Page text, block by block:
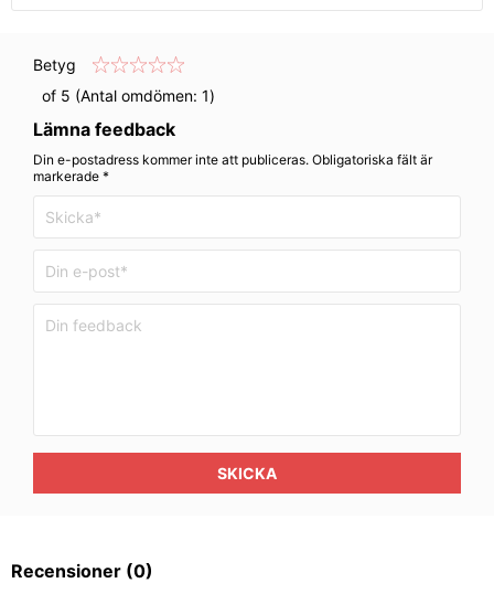
Betyg
of 5 (Antal omdömen: 1)
Lämna feedback
Din e-postadress kommer inte att publiceras. Obligatoriska fält är
markerade *
SKICKA
Recensioner (0)